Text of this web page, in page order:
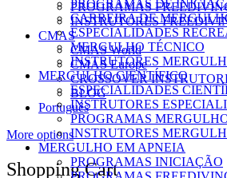
PROGRAMAS
INSTRUTORES
CMAS
CMAS World
CMAS Europe
CROSSOVER
BLOG
Português
More options
Shopping Cart
PROGRAMAS DE
CARREIRA DE
ESPECIALIDADES
MERGULHO TÉCNICO
INSTRUTORES
MERGULHO CIENTÍFICO
ESPECIALIDADES
INSTRUTORES
PROGRAMAS
INSTRUTORES
MERGULHO EM APNEIA
PROGRAMAS INICIAÇÃO